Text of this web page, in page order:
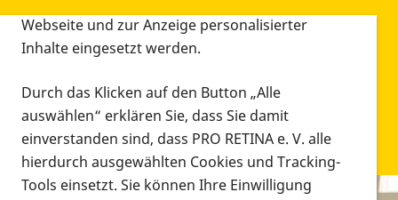
Webseite und zur Anzeige personalisierter
Inhalte eingesetzt werden.
Durch das Klicken auf den Button „Alle
auswählen“ erklären Sie, dass Sie damit
einverstanden sind, dass PRO RETINA e. V. alle
hierdurch ausgewählten Cookies und Tracking-
Tools einsetzt. Sie können Ihre Einwilligung